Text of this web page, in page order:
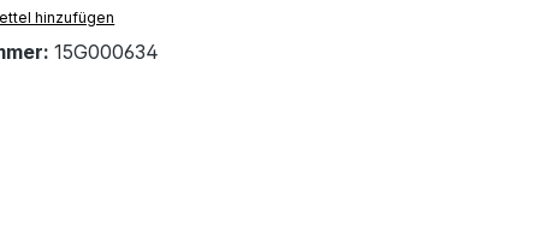
hinzufügen
15G000634